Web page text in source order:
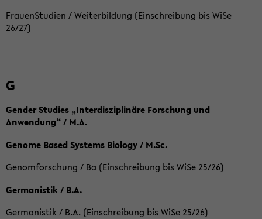
FrauenStudien / Weiterbildung (Einschreibung bis WiSe
26/27)
G
Gender Studies „Interdisziplinäre Forschung und
Anwendung“ / M.A.
Genome Based Systems Biology / M.Sc.
Genomforschung / Ba (Einschreibung bis WiSe 25/26)
Germanistik / B.A.
Germanistik / B.A. (Einschreibung bis WiSe 25/26)